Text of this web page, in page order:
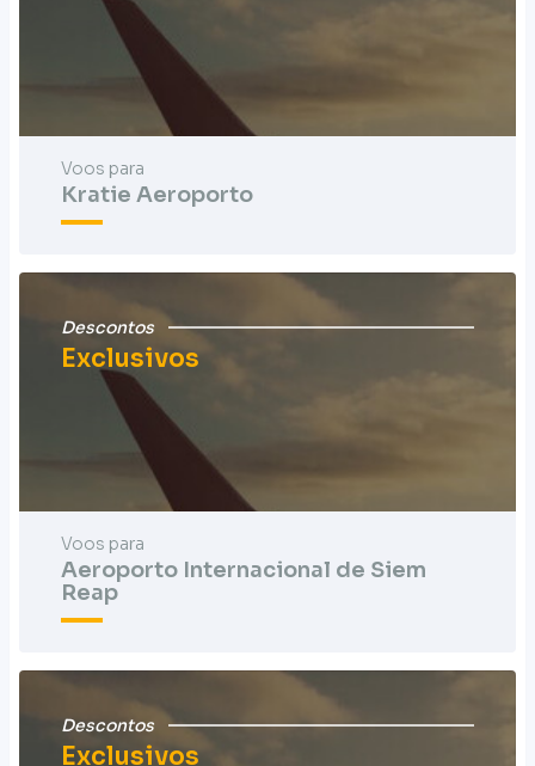
Voos para
Kratie Aeroporto
Descontos
Exclusivos
Voos para
Aeroporto Internacional de Siem
Reap
Descontos
Exclusivos